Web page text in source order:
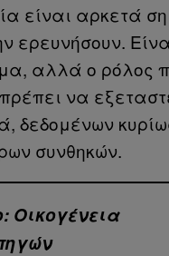
είναι αρκετά
ερευνήσουν.
αλλά ο ρόλος
πρέπει να
δεδομένων
συνθηκών.
Οικογένεια